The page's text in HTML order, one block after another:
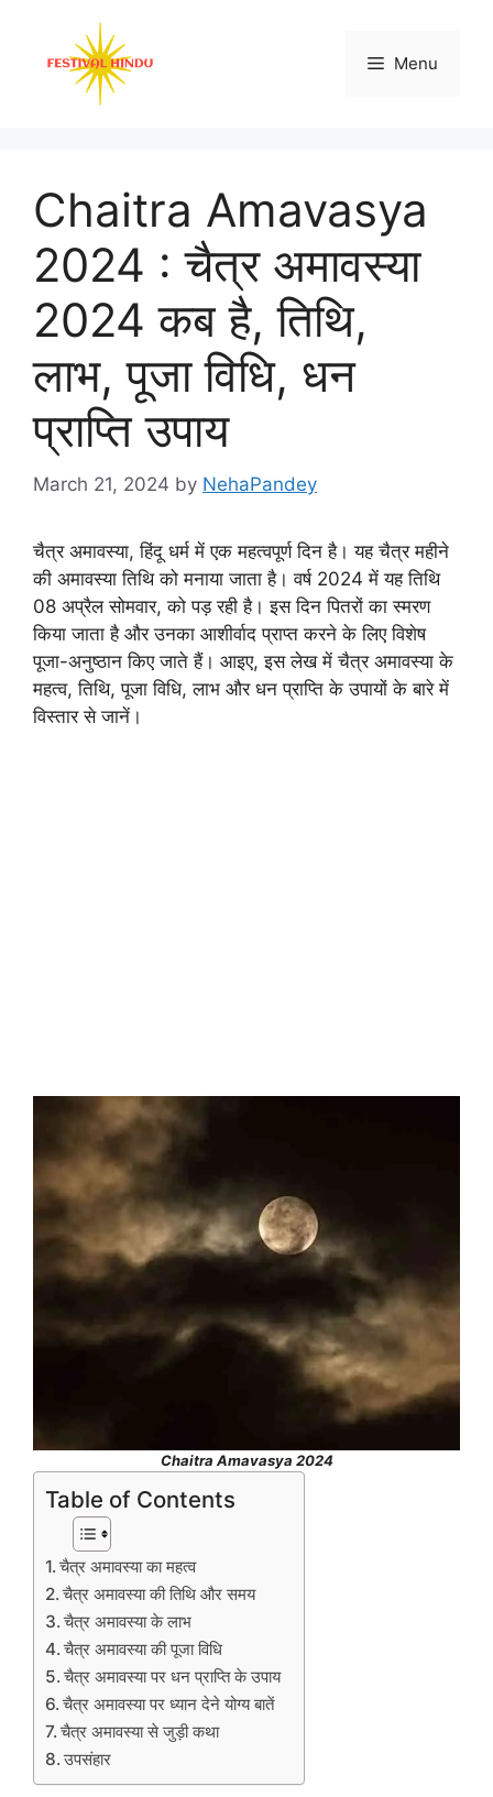
content
Menu
Chaitra Amavasya
2024 : चैत्र अमावस्या
2024 कब है, तिथि,
लाभ, पूजा विधि, धन
प्राप्ति उपाय
March 21, 2024 by NehaPandey
चैत्र अमावस्या, हिंदू धर्म में एक महत्वपूर्ण दिन है। यह चैत्र महीने
की अमावस्या तिथि को मनाया जाता है। वर्ष 2024 में यह तिथि
08 अप्रैल सोमवार, को पड़ रही है। इस दिन पितरों का स्मरण
किया जाता है और उनका आशीर्वाद प्राप्त करने के लिए विशेष
पूजा-अनुष्ठान किए जाते हैं। आइए, इस लेख में चैत्र अमावस्या के
महत्व, तिथि, पूजा विधि, लाभ और धन प्राप्ति के उपायों के बारे में
विस्तार से जानें।
Chaitra Amavasya 2024
Table of Contents
चैत्र अमावस्या का महत्व
चैत्र अमावस्या की तिथि और समय
चैत्र अमावस्या के लाभ
चैत्र अमावस्या की पूजा विधि
चैत्र अमावस्या पर धन प्राप्ति के उपाय
चैत्र अमावस्या पर ध्यान देने योग्य बातें
चैत्र अमावस्या से जुड़ी कथा
उपसंहार